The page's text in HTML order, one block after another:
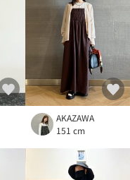
AKAZAWA
151 cm